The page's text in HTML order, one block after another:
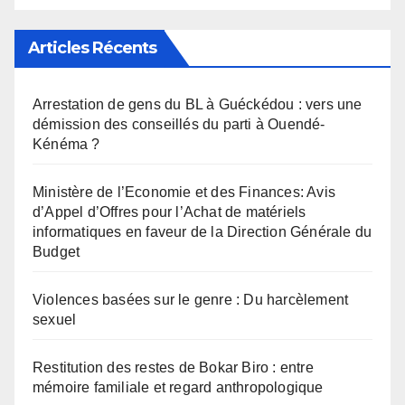
Articles Récents
Arrestation de gens du BL à Guéckédou : vers une
démission des conseillés du parti à Ouendé-
Kénéma ?
Ministère de l’Economie et des Finances: Avis
d’Appel d’Offres pour l’Achat de matériels
informatiques en faveur de la Direction Générale du
Budget
Violences basées sur le genre : Du harcèlement
sexuel
Restitution des restes de Bokar Biro : entre
mémoire familiale et regard anthropologique